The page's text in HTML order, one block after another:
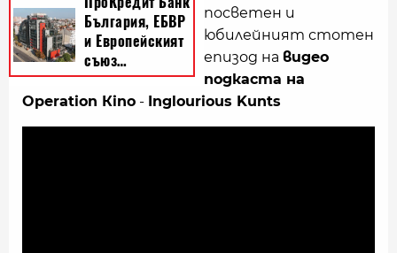
посветен и
юбилейният стотен
епизод на видео
подкаста на
Operation Кino - Inglourious Kunts